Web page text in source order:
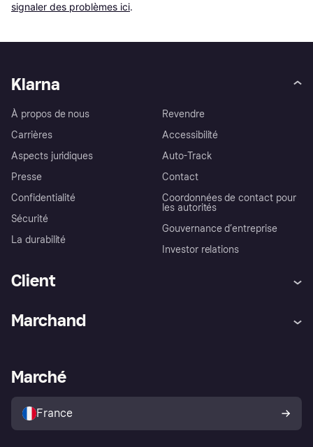
signaler des problèmes ici.
Klarna
À propos de nous
Carrières
Aspects juridiques
Presse
Confidentialité
Sécurité
La durabilité
Revendre
Accessibilité
Auto-Track
Contact
Coordonnées de contact pour
les autorités
Gouvernance d’entreprise
Investor relations
Client
Explorez les magasins
Politique de protection de
l’acheteur Klarna
Marchand
Portail Marchand
Marché
France